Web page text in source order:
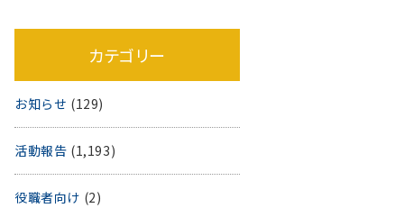
カテゴリー
お知らせ (129)
活動報告 (1,193)
役職者向け (2)